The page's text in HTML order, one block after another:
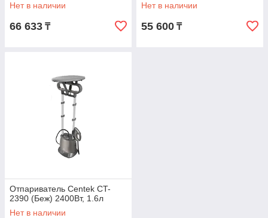
Нет в наличии
66 633 ₸
Нет в наличии
55 600 ₸
Отпариватель Centek CT-
2390 (Беж) 2400Вт, 1.6л
Нет в наличии